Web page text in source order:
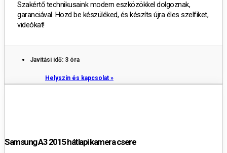
Szakértő technikusaink modern eszközökkel dolgoznak,
garanciával. Hozd be készüléked, és készíts újra éles szelfiket,
videókat!
Javítási idő: 3 óra
Helyszín és kapcsolat »
Samsung A3 2015 hátlapi kamera csere